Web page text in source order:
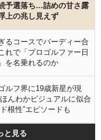
予選落ち…詰めの甘さ露
上の兆し見えず
るコースでバーディー合
れで「プロゴルファー日
を名乗れるのか
ルフ界に19歳新星が現
んわかビジュアルに似合
根性”エピソードも
と見る